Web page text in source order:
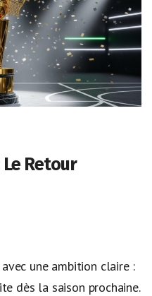
Le Retour
une ambition claire :
dès la saison prochaine.